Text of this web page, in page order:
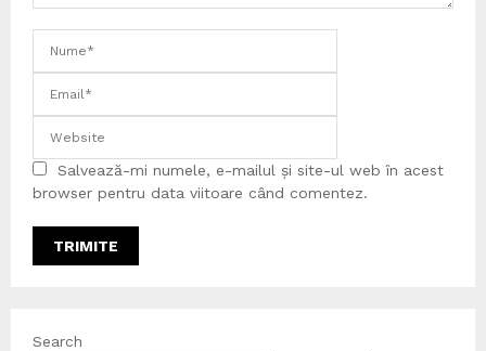
Salvează-mi numele, e-mailul și site-ul web în acest
browser pentru data viitoare când comentez.
Search